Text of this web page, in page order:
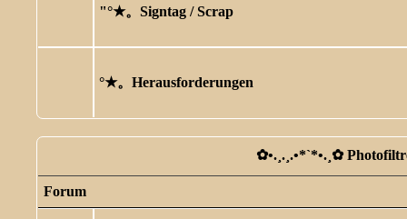
"°★。Signtag / Scrap
°★。Herausforderungen
✿ •.¸.¸.•*`*•.¸✿
Forum